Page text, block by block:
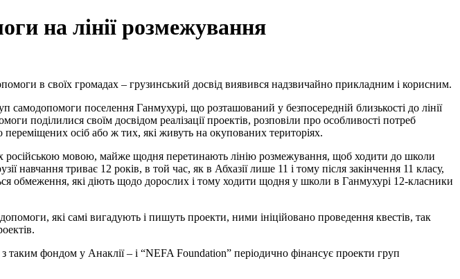
на лінії розмежування
в своїх громадах – грузинський досвід виявився надзвичайно прикладним і корисним.
самодопомоги поселення Ганмухурі, що розташований у безпосередній близькості до лінії
поділилися своїм досвідом реалізації проектів, розповіли про особливості потреб
осіб або ж тих, які живуть на окупованих територіях.
російською мовою, майже щодня перетинають лінію розмежування, щоб ходити до школи
навчання триває 12 років, в той час, як в Абхазії лише 11 і тому після закінчення 11 класу,
обмеження, які діють щодо дорослих і тому ходити щодня у школи в Ганмухурі 12-класники
які самі вигадують і пишуть проекти, ними ініційовано проведення квестів, так
фондом у Анаклії – і “NEFA Foundation” періодично фінансує проекти груп